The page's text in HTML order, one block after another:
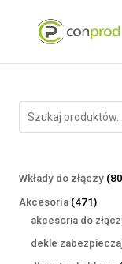
Wkłady do złączy
Akcesoria 471471
akcesoria do
dekle